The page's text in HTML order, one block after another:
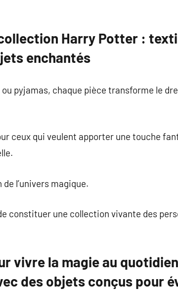
Harry Potter :
enchantés
pyjamas, chaque pièce transforme le
ceux qui veulent apporter une touche
l’univers magique.
constituer une collection vivante des
vivre la magie au
des objets conçus pour